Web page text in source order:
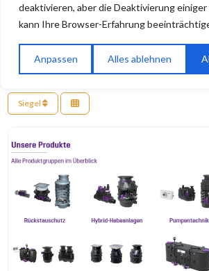
deaktivieren, aber die Deaktivierung
kann Ihre Browser-Erfahrung
Anpassen Alles ablehnen
KARTE ANZEIGEN
Küche & Bad
Suchen nach In der Nähe
Siegel